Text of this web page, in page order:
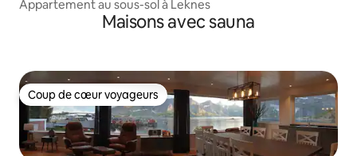
Appartement au sous-sol à Leknes
Maisons avec sauna
Coup de cœur voyageurs
Coup de cœur voyageurs